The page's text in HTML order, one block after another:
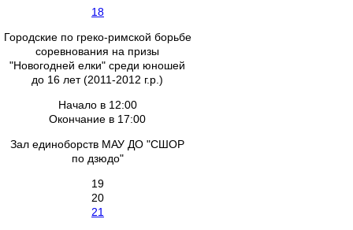
18
Городские по греко-римской борьбе
соревнования на призы
"Новогодней елки" среди юношей
до 16 лет (2011-2012 г.р.)
Начало в 12:00
Окончание в 17:00
Зал единоборств МАУ ДО "СШОР
по дзюдо"
19
20
21